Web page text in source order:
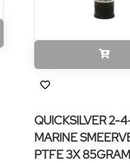
QUICKSILVER 2-
MARINE
PTFE 3X 85GRAM